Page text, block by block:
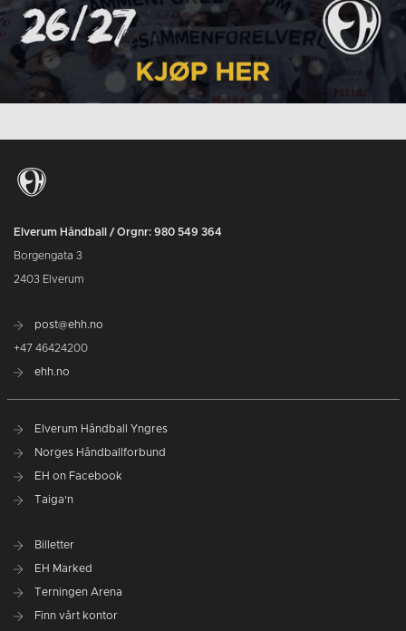
Elverum Håndball / Orgnr: 980 549 364
Borgengata 3
2403 Elverum
post@ehh.no
+47 46424200
ehh.no
Elverum Håndball Yngres
Norges Håndballforbund
EH on Facebook
Taiga'n
Billetter
EH Marked
Terningen Arena
Finn vårt kontor